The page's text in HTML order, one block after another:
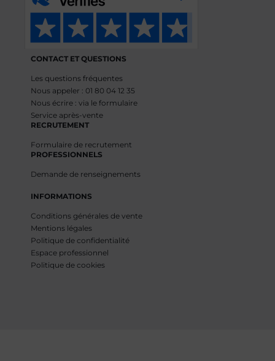
CONTACT ET QUESTIONS
Les questions fréquentes
Nous appeler : 01 80 04 12 35
Nous écrire : via le formulaire
Service après-vente
RECRUTEMENT
Formulaire de recrutement
PROFESSIONNELS
Demande de renseignements
INFORMATIONS
Conditions générales de vente
Mentions légales
Politique de confidentialité
Espace professionnel
Politique de cookies